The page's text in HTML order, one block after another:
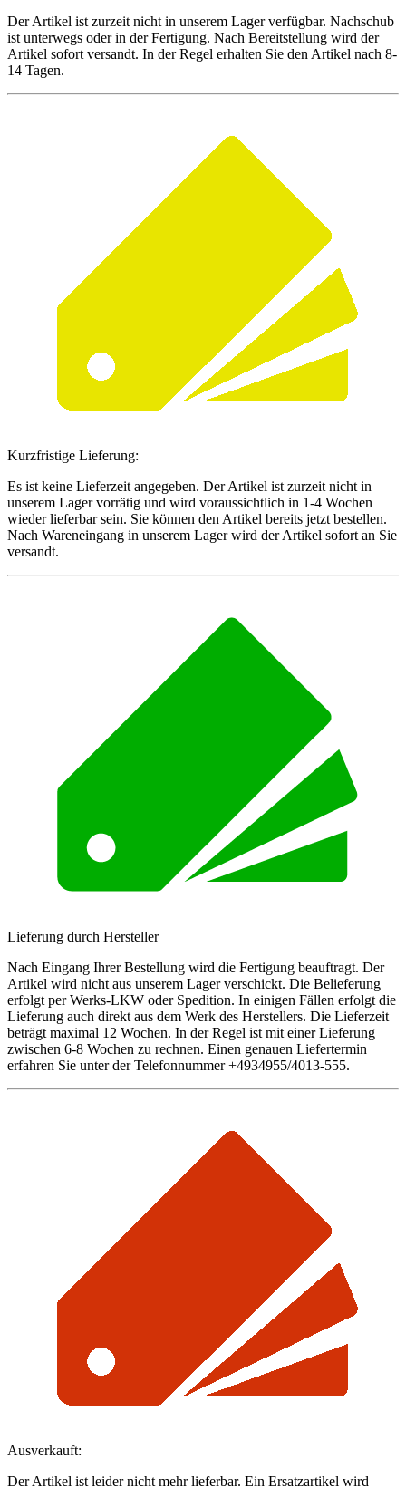
Der Artikel ist zurzeit nicht in unserem Lager verfügbar. Nachschub
ist unterwegs oder in der Fertigung. Nach Bereitstellung wird der
Artikel sofort versandt. In der Regel erhalten Sie den Artikel nach 8-
14 Tagen.
Kurzfristige Lieferung:
Es ist keine Lieferzeit angegeben. Der Artikel ist zurzeit nicht in
unserem Lager vorrätig und wird voraussichtlich in 1-4 Wochen
wieder lieferbar sein. Sie können den Artikel bereits jetzt bestellen.
Nach Wareneingang in unserem Lager wird der Artikel sofort an Sie
versandt.
Lieferung durch Hersteller
Nach Eingang Ihrer Bestellung wird die Fertigung beauftragt. Der
Artikel wird nicht aus unserem Lager verschickt. Die Belieferung
erfolgt per Werks-LKW oder Spedition. In einigen Fällen erfolgt die
Lieferung auch direkt aus dem Werk des Herstellers. Die Lieferzeit
beträgt maximal 12 Wochen. In der Regel ist mit einer Lieferung
zwischen 6-8 Wochen zu rechnen. Einen genauen Liefertermin
erfahren Sie unter der Telefonnummer +4934955/4013-555.
Ausverkauft:
Der Artikel ist leider nicht mehr lieferbar. Ein Ersatzartikel wird